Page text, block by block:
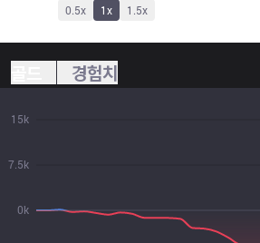
0.5x 1x 1.5x
경험치
0k
7.5k
15k